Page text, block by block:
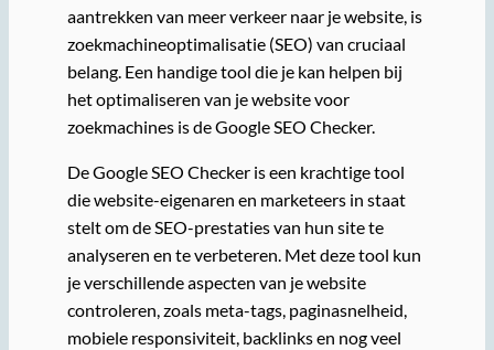
aantrekken van meer verkeer naar je website, is
zoekmachineoptimalisatie (SEO) van cruciaal
belang. Een handige tool die je kan helpen bij
het optimaliseren van je website voor
zoekmachines is de Google SEO Checker.
De Google SEO Checker is een krachtige tool
die website-eigenaren en marketeers in staat
stelt om de SEO-prestaties van hun site te
analyseren en te verbeteren. Met deze tool kun
je verschillende aspecten van je website
controleren, zoals meta-tags, paginasnelheid,
mobiele responsiviteit, backlinks en nog veel